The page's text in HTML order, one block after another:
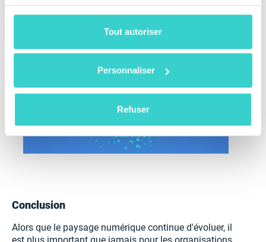
Tout autoriser
Personnaliser
Refuser
Conclusion
Alors que le paysage numérique continue d'évoluer, il